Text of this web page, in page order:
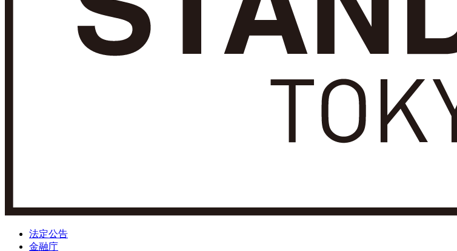
法定公告
金融庁